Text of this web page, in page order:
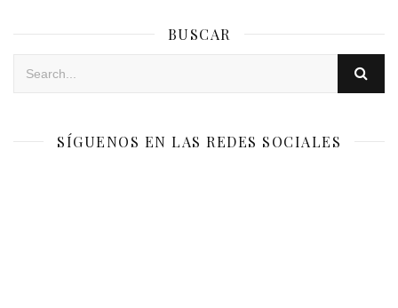
BUSCAR
SÍGUENOS EN LAS REDES SOCIALES